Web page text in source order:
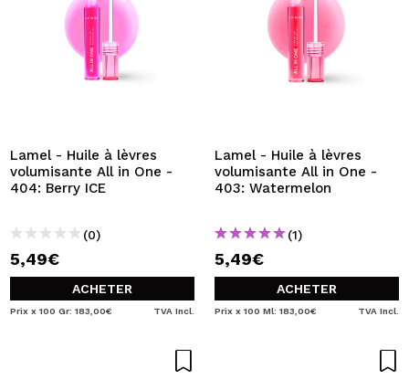
Lamel - Huile à lèvres
volumisante All in One -
404: Berry ICE
(0)
5,49€
ACHETER
Prix x 100 Gr: 183,00€ TVA Incl.
Lamel - Huile à lèvres
volumisante All in One -
403: Watermelon
(1)
5,49€
ACHETER
Prix x 100 Ml: 183,00€ TVA Incl.